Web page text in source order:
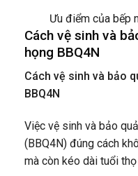
Ưu điểm của bếp
Cách vệ sinh và
họng BBQ4N
Cách vệ sinh và bảo
BBQ4N
Việc vệ sinh và bảo
(BBQ4N) đúng cách
mà còn kéo dài tuổi